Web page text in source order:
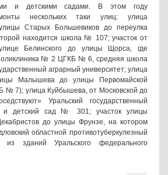
и детскими садами. В этом году
нескольких таки улиц: улица
Старых Большевиков до переулка
находится школа № 107; участок от
Белинского до улицы Щорса, где
№ 2 ЦГКБ № 6, средняя школа
аграрный университет; улица
Малышева до улицы Первомайской
№ 7); улица Куйбышева, от Московской до
Уральский государственный
и детский сад № 301; участок улицы
до улицы Фрунзе, на котором
областной противотуберкулезный
зданий Уральского федерального